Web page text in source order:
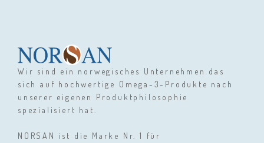
Wir sind ein norwegisches Unternehmen das
sich auf hochwertige Omega-3-Produkte nach
unserer eigenen Produktphilosophie
spezialisiert hat.
NORSAN ist die Marke Nr. 1 für